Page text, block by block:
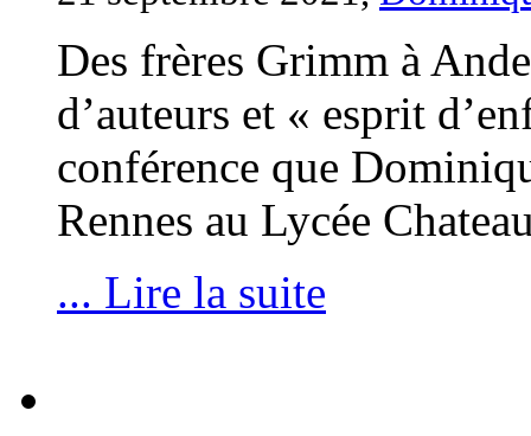
Des frères Grimm à
d’auteurs et « esprit
conférence que
Rennes au Lycée
... Lire la suite